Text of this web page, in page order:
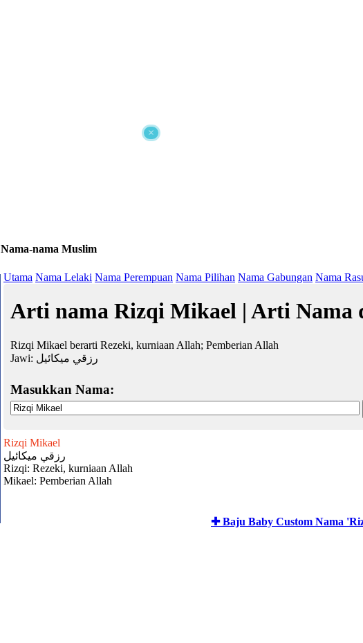
×
Nama-nama Muslim
Utama Nama Lelaki Nama Perempuan Nama Pilihan Nama Gabungan Nama
Arti nama Rizqi Mikael | Arti Nama
Rizqi Mikael berarti Rezeki, kurniaan Allah; Pemberian Allah
Jawi: رزقي ميكائيل
Masukkan Nama:
Rizqi Mikael
رزقي ميكائيل
Rizqi: Rezeki, kurniaan Allah
Mikael: Pemberian Allah
✚ Baju Baby Custom Nama